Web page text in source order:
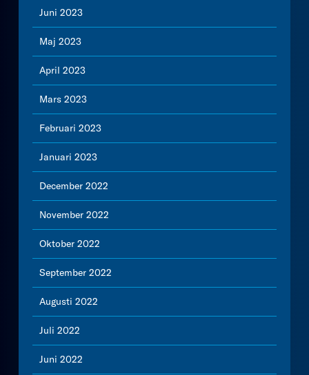
Juni 2023
Maj 2023
April 2023
Mars 2023
Februari 2023
Januari 2023
December 2022
November 2022
Oktober 2022
September 2022
Augusti 2022
Juli 2022
Juni 2022